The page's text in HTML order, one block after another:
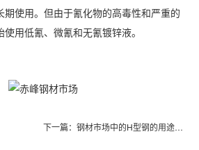
期使用。但由于氰化物的高毒性和严重的
用低氰、微氰和无氰镀锌液。
下一篇： 钢材市场中的H型钢的用途特点